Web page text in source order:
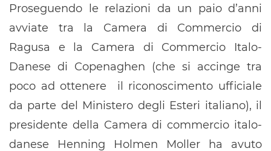
Proseguendo le relazioni da un paio d’anni
avviate tra la Camera di Commercio di
Ragusa e la Camera di Commercio Italo-
Danese di Copenaghen (che si accinge tra
poco ad ottenere il riconoscimento ufficiale
da parte del Ministero degli Esteri italiano), il
presidente della Camera di commercio italo-
danese Henning Holmen Moller ha avuto